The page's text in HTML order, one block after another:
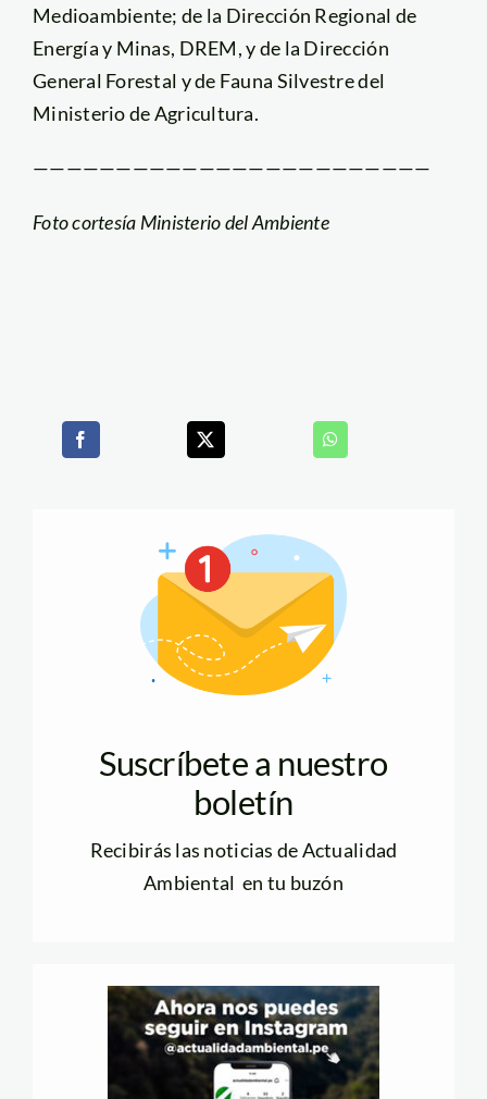
Medioambiente; de la Dirección Regional de
Energía y Minas, DREM, y de la Dirección
General Forestal y de Fauna Silvestre del
Ministerio de Agricultura.
————————————————————————
Foto cortesía Ministerio del Ambiente
Suscríbete a nuestro
boletín
Recibirás las noticias de Actualidad
Ambiental en tu buzón